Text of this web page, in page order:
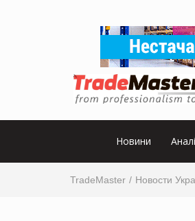
Новини
TradeMaster Новости